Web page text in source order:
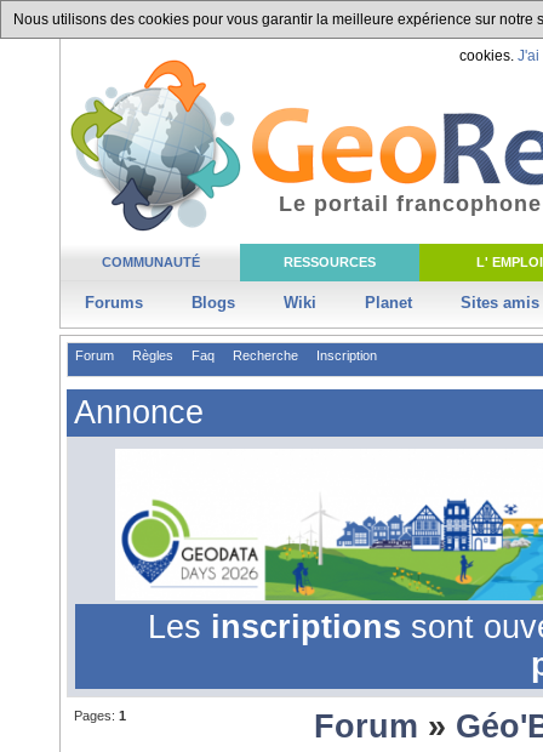
Nous utilisons des cookies pour vous garantir la meilleure expérience sur
cookies. J'ai
COMMUNAUTÉ RESSOURCES L' EMPLOI
Forums Blogs Wiki Planet Sites amis
Le portail
Forum Règles Faq Recherche Inscription
Annonce
Les inscriptions sont
Pages: 1 Forum »